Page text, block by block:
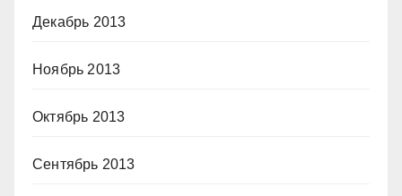
Декабрь 2013
Ноябрь 2013
Октябрь 2013
Сентябрь 2013